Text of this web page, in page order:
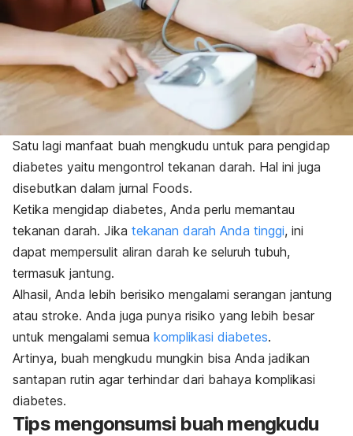
Satu lagi manfaat buah mengkudu untuk para pengidap
diabetes yaitu mengontrol tekanan darah. Hal ini juga
disebutkan dalam jurnal Foods.
Ketika mengidap diabetes, Anda perlu memantau
tekanan darah. Jika tekanan darah Anda tinggi, ini
dapat mempersulit aliran darah ke seluruh tubuh,
termasuk jantung.
Alhasil, Anda lebih berisiko mengalami serangan jantung
atau stroke. Anda juga punya risiko yang lebih besar
untuk mengalami semua komplikasi diabetes.
Artinya, buah mengkudu mungkin bisa Anda jadikan
santapan rutin agar terhindar dari bahaya komplikasi
diabetes.
Tips mengonsumsi buah mengkudu